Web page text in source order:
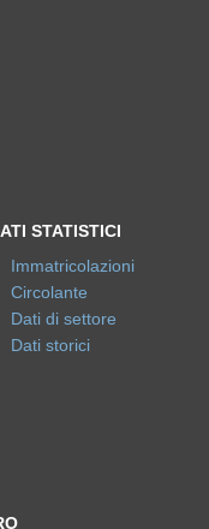
STATISTICI
Immatricolazioni
Circolante
Dati di settore
Dati storici